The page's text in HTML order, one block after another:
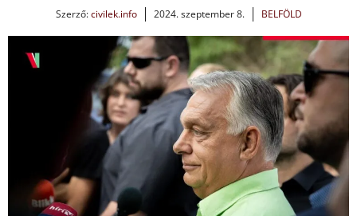
Szerző:civilek.info 2024. szeptember 8. BELFÖLD